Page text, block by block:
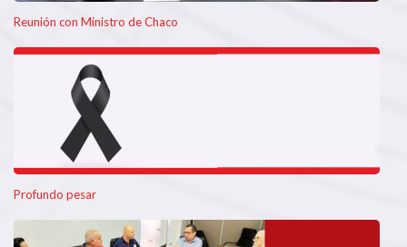
Reunión con Ministro de Chaco
Profundo pesar